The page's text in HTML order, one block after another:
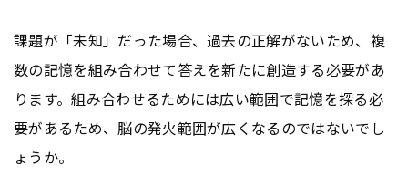
課題が「未知」だった場合、過去の正解がないため、複
数の記憶を組み合わせて答えを新たに創造する必要があ
ります。組み合わせるためには広い範囲で記憶を探る必
要があるため、脳の発火範囲が広くなるのではないでし
ょうか。